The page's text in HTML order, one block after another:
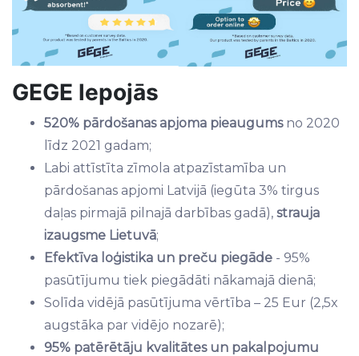
GEGE lepojās
520% pārdošanas apjoma pieaugumsno 2020
līdz 2021 gadam;
Labi attīstīta zīmola atpazīstamība un
pārdošanas apjomi Latvijā (iegūta 3% tirgus
daļas pirmajā pilnajā darbības gadā), strauja
izaugsme Lietuvā;
Efektīva loģistika un preču piegāde - 95%
pasūtījumu tiek piegādāti nākamajā dienā;
Solīda vidējā pasūtījuma vērtība – 25 Eur (2,5x
augstāka par vidējo nozarē);
95% patērētāju kvalitātes un pakalpojumu